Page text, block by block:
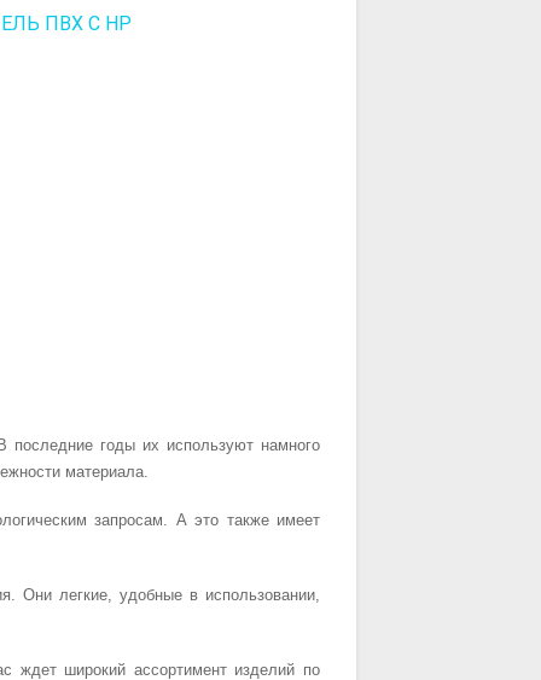
ПВХ С НР
годы их используют намного
материала.
запросам. А это также имеет
Они легкие, удобные в использовании,
ждет широкий ассортимент изделий по